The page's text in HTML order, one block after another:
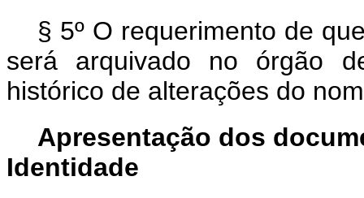
§ 5º O requerimento de
será arquivado no órgão
histórico de alterações do
Apresentação dos
Identidade